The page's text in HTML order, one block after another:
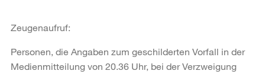
Zeugenaufruf:
Personen, die Angaben zum geschilderten Vorfall in der
Medienmitteilung von 20.36 Uhr, bei der Verzweigung